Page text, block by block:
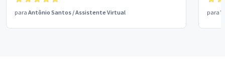
para Antônio Santos /Assistente Virtual para